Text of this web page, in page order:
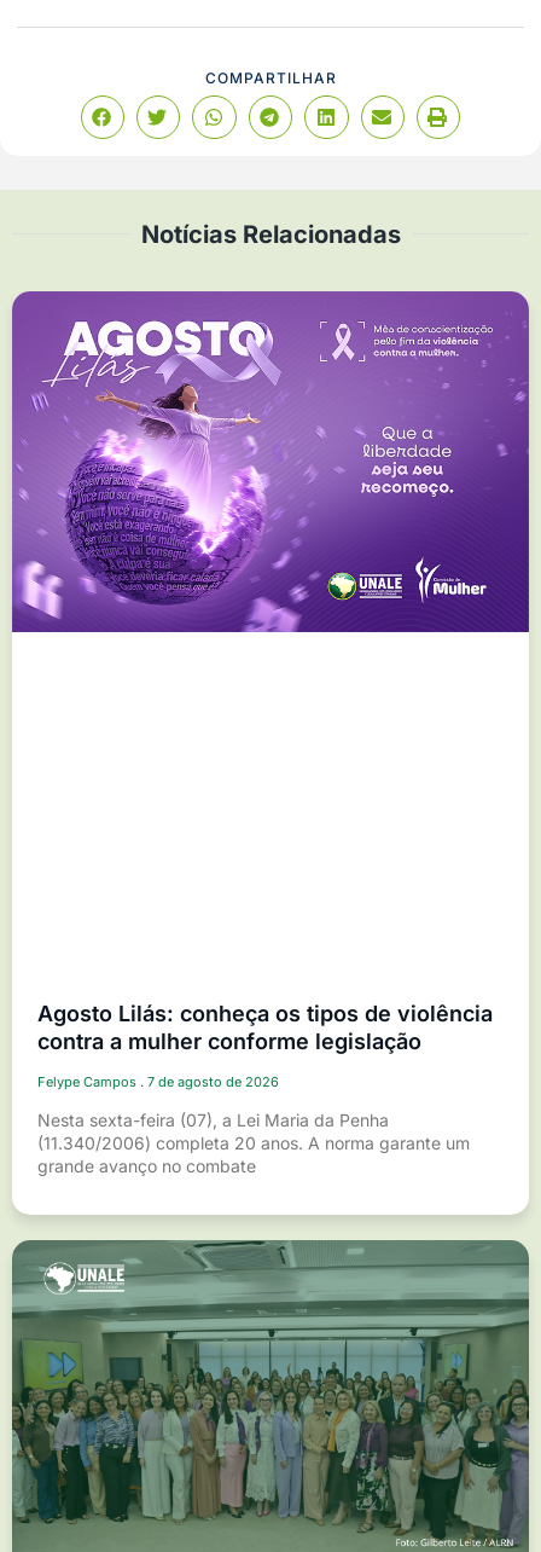
COMPARTILHAR
Notícias Relacionadas
Agosto Lilás: conheça os tipos de violência
contra a mulher conforme legislação
Felype Campos 7 de agosto de 2026
Nesta sexta-feira (07), a Lei Maria da Penha
(11.340/2006) completa 20 anos. A norma garante um
grande avanço no combate